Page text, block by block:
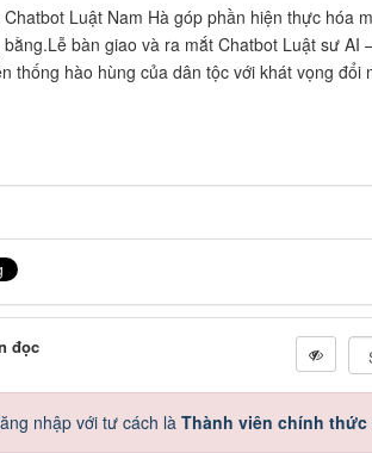
Luật Nam Hà góp phần hiện thực hóa
bàn giao và ra mắt Chatbot Luật sư
thống hào hùng của dân tộc với khát vọng đổi
đọc
nhập với tư cách là Thành viên chính thức